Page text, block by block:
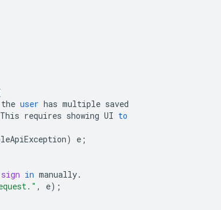
the user has multiple saved
This requires showing UI to
) e ;
sign in manually.
, e);